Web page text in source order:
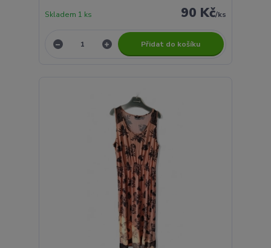
90 Kč/ks
Skladem 1 ks
Přidat do košíku